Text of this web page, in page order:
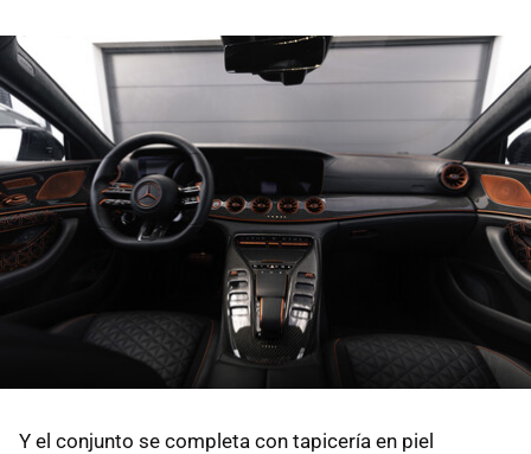
Y el conjunto se completa con tapicería en piel